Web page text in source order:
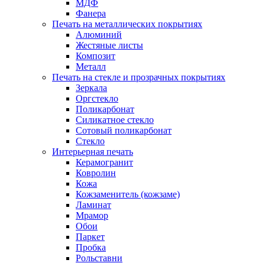
МДФ
Фанера
Печать на металлических покрытиях
Алюминий
Жестяные листы
Композит
Металл
Печать на стекле и прозрачных покрытиях
Зеркала
Оргстекло
Поликарбонат
Силикатное стекло
Сотовый поликарбонат
Стекло
Интерьерная печать
Керамогранит
Ковролин
Кожа
Кожзаменитель (кожзаме)
Ламинат
Мрамор
Обои
Паркет
Пробка
Рольставни